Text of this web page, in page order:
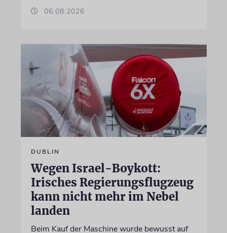
06.08.2026
DUBLIN
Wegen Israel-Boykott:
Irisches Regierungsflugzeug
kann nicht mehr im Nebel
landen
Beim Kauf der Maschine wurde bewusst auf